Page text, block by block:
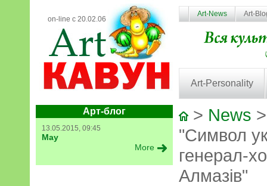
on-line с 20.02.06
Art-News Art-
Art-Personality
Арт-блог
13.05.2015, 09:45
May
More
> News
"Символ
генерал-
Алмазів"